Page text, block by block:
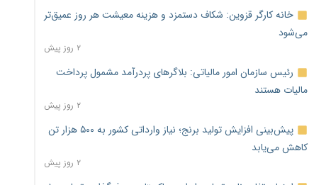
خانه کارگر قزوین: شکاف دستمزد و هزینه معیشت هر روز عمیق‌تر
می‌شود
۲ روز پیش
رئیس سازمان امور مالیاتی: بلاگرهای پردرآمد مشمول پرداخت
مالیات هستند
۲ روز پیش
پیش‌بینی افزایش تولید برنج؛ نیاز وارداتی کشور به ۵۰۰ هزار تن
کاهش می‌یابد
۲ روز پیش